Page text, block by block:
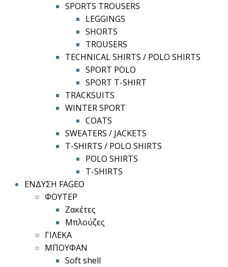
SPORTS TROUSERS
LEGGINGS
SHORTS
TROUSERS
TECHNICAL SHIRTS / POLO SHIRTS
SPORT POLO
SPORT T-SHIRT
TRACKSUITS
WINTER SPORT
COATS
SWEATERS / JACKETS
T-SHIRTS / POLO SHIRTS
POLO SHIRTS
T-SHIRTS
ΕΝΔΥΣΗ FAGEO
ΦΟΥΤΕΡ
Ζακέτες
Μπλούζες
ΓΙΛΕΚΑ
ΜΠΟΥΦΑΝ
Soft shell